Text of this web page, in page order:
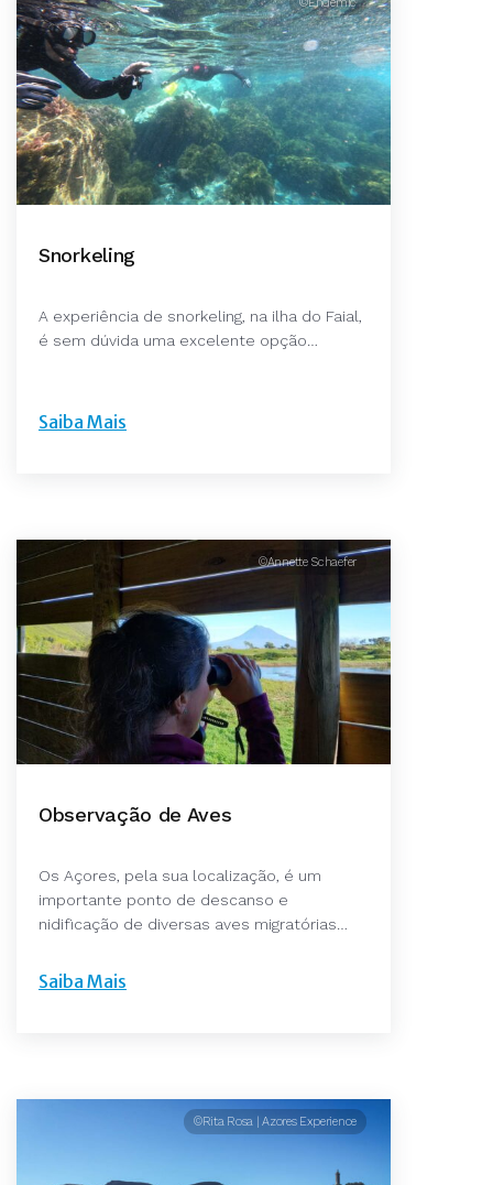
Snorkeling
A experiência de snorkeling, na ilha do Faial,
é sem dúvida uma excelente opção…
Saiba Mais
©Annette Schaefer
Observação de Aves
Os Açores, pela sua localização, é um
importante ponto de descanso e
nidificação de diversas aves migratórias…
Saiba Mais
©Rita Rosa | Azores Experience